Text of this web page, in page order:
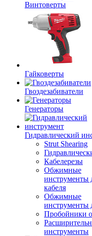
Винтоверты
Гайковерты
Гвоздезабиватели
Генераторы
Гидравлический
Strut Shearing
Кабелерезы
Обжимные
инструменты
кабеля
Обжимные
инструменты
Пробойники
инструменты